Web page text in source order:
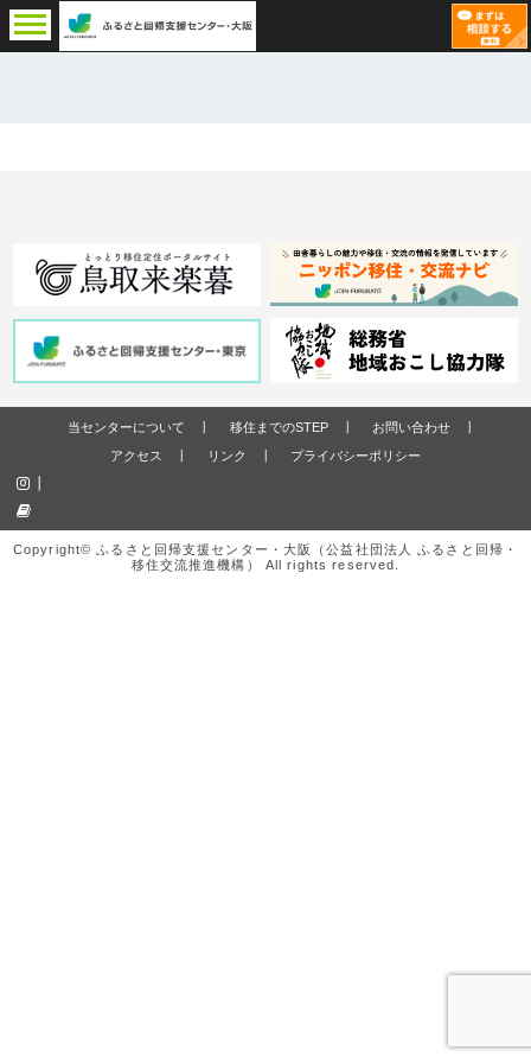
当センターについて 移住までのSTEP
お問い合わせ
アクセス
リンク プライバシーポリシー
Copyright© ふるさと回帰支援センター・大阪（公益社団法人 ふるさと回帰・
移住交流推進機構） All rights reserved.